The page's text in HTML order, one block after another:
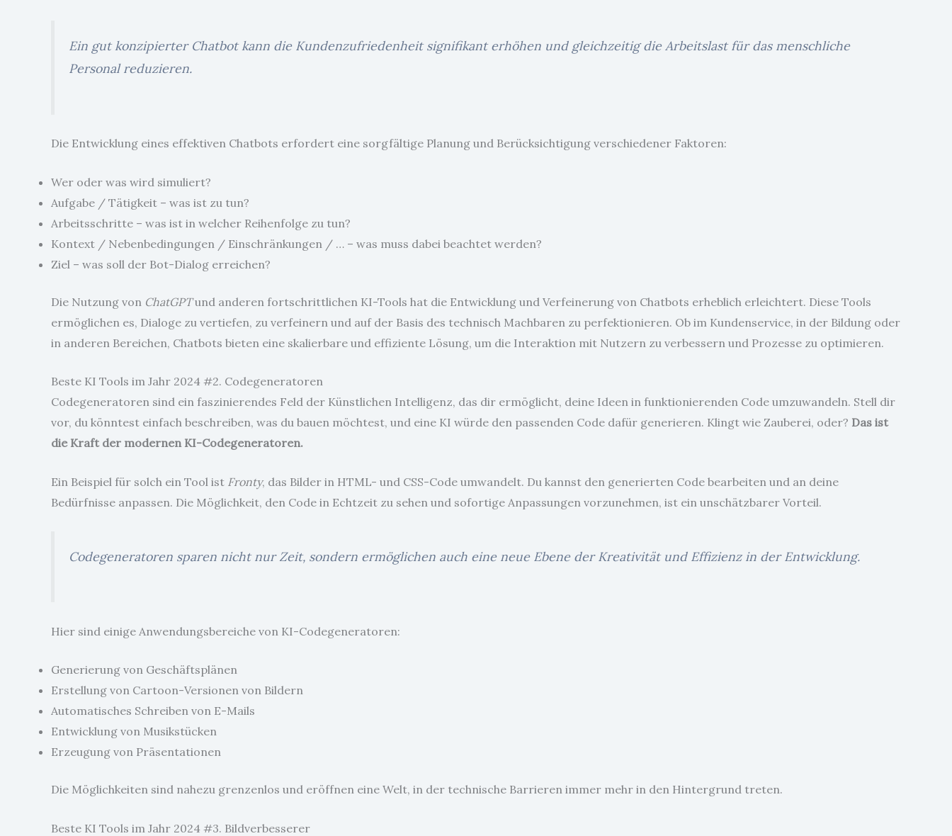
Ein gut konzipierter Chatbot kann die Kundenzufriedenheit signifikant erhöhen und gleichzeitig die Arbeitslast für das menschliche
Personal reduzieren.
Die Entwicklung eines effektiven Chatbots erfordert eine sorgfältige Planung und Berücksichtigung verschiedener Faktoren:
Wer oder was wird simuliert?
Aufgabe / Tätigkeit – was ist zu tun?
Arbeitsschritte – was ist in welcher Reihenfolge zu tun?
Kontext / Nebenbedingungen / Einschränkungen / … – was muss dabei beachtet werden?
Ziel – was soll der Bot-Dialog erreichen?
Die Nutzung von ChatGPTund anderen fortschrittlichen KI-Tools hat die Entwicklung und Verfeinerung von Chatbots erheblich erleichtert. Diese Tools
ermöglichen es, Dialoge zu vertiefen, zu verfeinern und auf der Basis des technisch Machbaren zu perfektionieren. Ob im Kundenservice, in der Bildung oder
in anderen Bereichen, Chatbots bieten eine skalierbare und effiziente Lösung, um die Interaktion mit Nutzern zu verbessern und Prozesse zu optimieren.
Beste KI Tools im Jahr 2024 #2. Codegeneratoren
Codegeneratoren sind ein faszinierendes Feld der Künstlichen Intelligenz, das dir ermöglicht, deine Ideen in funktionierenden Code umzuwandeln. Stell dir
vor, du könntest einfach beschreiben, was du bauen möchtest, und eine KI würde den passenden Code dafür generieren. Klingt wie Zauberei, oder? Das ist
die Kraft der modernen KI-Codegeneratoren.
Ein Beispiel für solch ein Tool ist Fronty, das Bilder in HTML- und CSS-Code umwandelt. Du kannst den generierten Code bearbeiten und an deine
Bedürfnisse anpassen. Die Möglichkeit, den Code in Echtzeit zu sehen und sofortige Anpassungen vorzunehmen, ist ein unschätzbarer Vorteil.
Codegeneratoren sparen nicht nur Zeit, sondern ermöglichen auch eine neue Ebene der Kreativität und Effizienz in der Entwicklung.
Hier sind einige Anwendungsbereiche von KI-Codegeneratoren:
Generierung von Geschäftsplänen
Erstellung von Cartoon-Versionen von Bildern
Automatisches Schreiben von E-Mails
Entwicklung von Musikstücken
Erzeugung von Präsentationen
Die Möglichkeiten sind nahezu grenzenlos und eröffnen eine Welt, in der technische Barrieren immer mehr in den Hintergrund treten.
Beste KI Tools im Jahr 2024 #3. Bildverbesserer